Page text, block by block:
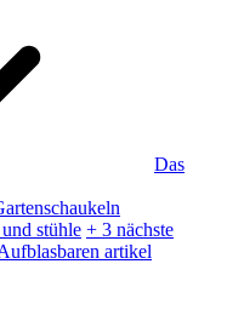
Das
stühle + 3 nächste
artikel